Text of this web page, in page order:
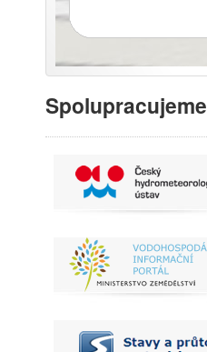
Spolupracujeme